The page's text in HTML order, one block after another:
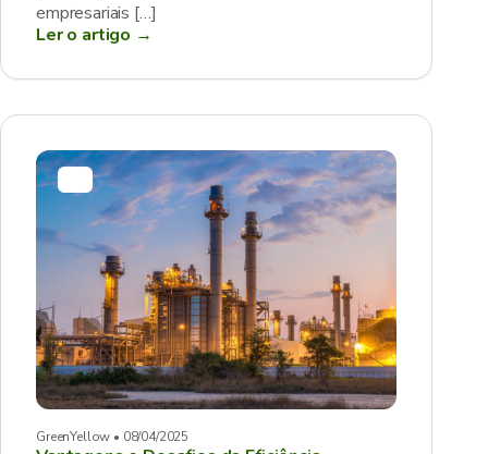
empresariais […]
Ler o artigo →
GreenYellow • 08/04/2025